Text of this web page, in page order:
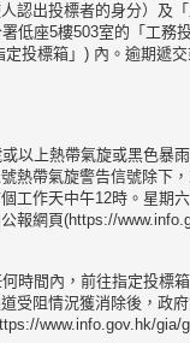
認出投標者的身分）及
低座5樓503室的「工務
投標箱」) 內。逾期遞
以上熱帶氣旋或黑色暴
熱帶氣旋警告信號除下
工作天中午12時。星期
報網頁(https://
時間內，前往指定投標
受阻情況獲消除後，政
www.info.gov.hk/gia/